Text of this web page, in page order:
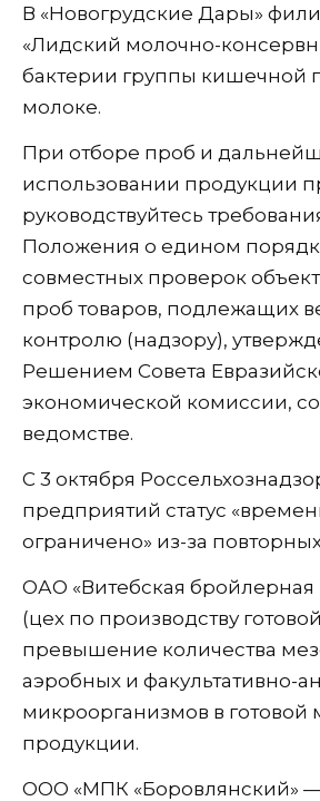
В «Новогрудские Дары»
«Лидский молочно-
бактерии группы кишечной
молоке.
При отборе проб и
использовании продукции
руководствуйтесь
Положения о едином
совместных проверок
проб товаров, подлежащих
контролю (надзору),
Решением Совета
экономической комиссии,
ведомстве.
С 3 октября
предприятий статус
ограничено» из-за
ОАО «Витебская бройлерная
(цех по производству
превышение количества
аэробных и факультативно-
микроорганизмов в готовой
продукции.
ООО «МПК «Боровлянский»